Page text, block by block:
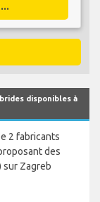
disponibles à
2 fabricants
des
Zagreb